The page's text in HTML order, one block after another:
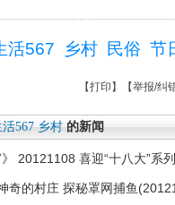
活567 乡村 民俗 节
【打印 】【举报/纠
活567 乡村 的新闻
》 20121108 喜迎“十八大”系
奇的村庄 探秘罩网捕鱼